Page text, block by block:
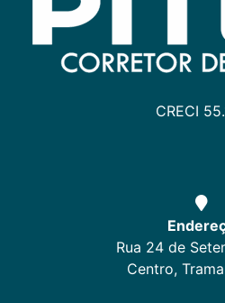
CRECI
Rua 24 de
Centro,